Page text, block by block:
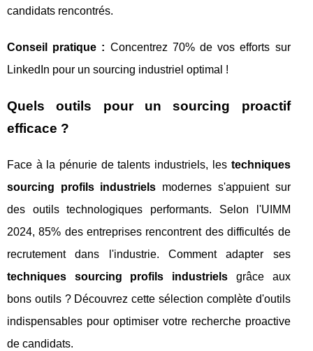
candidats rencontrés.
Conseil pratique : Concentrez 70% de vos efforts sur
LinkedIn pour un sourcing industriel optimal !
Quels outils pour un sourcing proactif
efficace ?
Face à la pénurie de talents industriels, les techniques
sourcing profils industriels modernes s'appuient sur
des outils technologiques performants. Selon l'UIMM
2024, 85% des entreprises rencontrent des difficultés de
recrutement dans l'industrie. Comment adapter ses
techniques sourcing profils industriels grâce aux
bons outils ? Découvrez cette sélection complète d'outils
indispensables pour optimiser votre recherche proactive
de candidats.